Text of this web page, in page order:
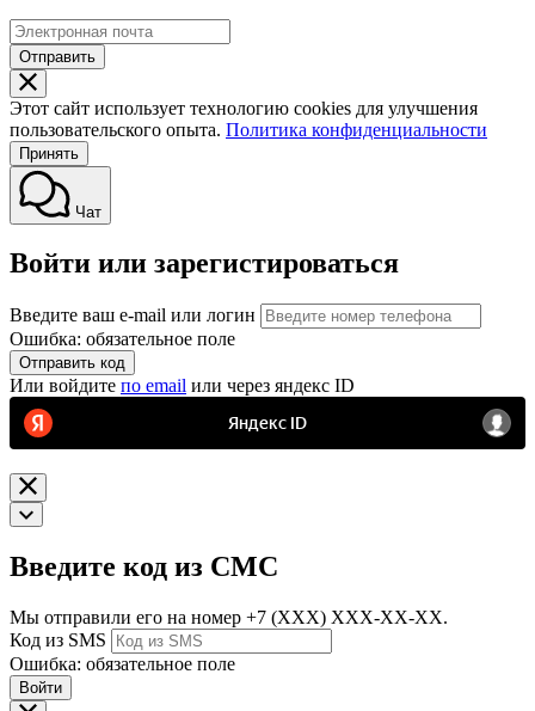
Отправить
Этот сайт использует технологию cookies для улучшения
пользовательского опыта. Политика конфиденциальности
Принять
Чат
Войти или зарегистироваться
Введите ваш e-mail или логин
Ошибка: обязательное поле
Отправить код
Или войдите по email или через яндекс ID
Введите код из СМС
Мы отправили его на номер +7 (ХХХ) ХХХ-ХХ-ХХ.
Код из SMS
Ошибка: обязательное поле
Войти